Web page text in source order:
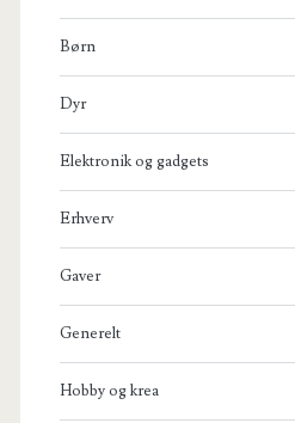
Børn
Dyr
Elektronik og gadgets
Erhverv
Gaver
Generelt
Hobby og krea